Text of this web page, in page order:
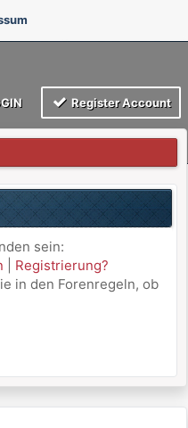
Register Account
sein:
Registrierung?
in den Forenregeln, ob